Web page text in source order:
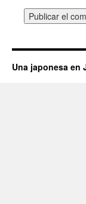
Una japonesa en